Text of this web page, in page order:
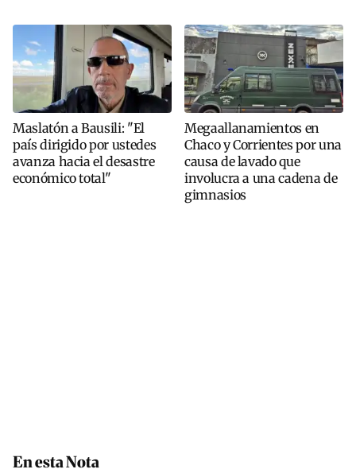
Maslatón a Bausili: "El
país dirigido por ustedes
avanza hacia el desastre
económico total"
Megaallanamientos en
Chaco y Corrientes por una
causa de lavado que
involucra a una cadena de
gimnasios
En esta Nota